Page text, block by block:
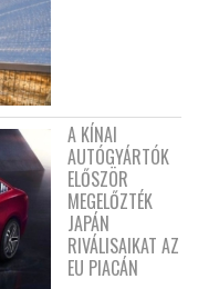
A KÍNAI
AUTÓGYÁRTÓK
ELŐSZÖR
MEGELŐZTÉK
JAPÁN
RIVÁLISAIKAT AZ
EU PIACÁN